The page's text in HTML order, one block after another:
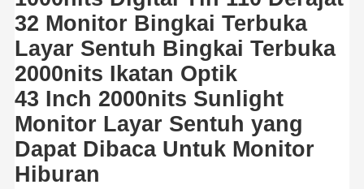
32 Monitor Bingkai Terbuka
Layar Sentuh Bingkai Terbuka
2000nits Ikatan Optik
43 Inch 2000nits Sunlight
Monitor Layar Sentuh yang
Dapat Dibaca Untuk Monitor
Hiburan